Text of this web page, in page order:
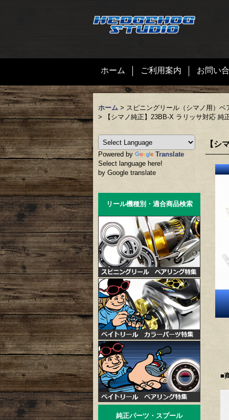
ホーム ご利用案内 お問い
ホーム > スピニングリール（シマノ用）ベ
>
【シマノ純正】23BB-X ラリッサ対応
Powered by
Translate
Select language here!
by Google translate
リール機種別・適合商品検索
純正パーツ・スプール
【シ
■